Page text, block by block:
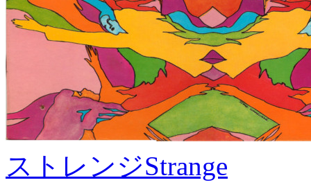
ストレンジStrange